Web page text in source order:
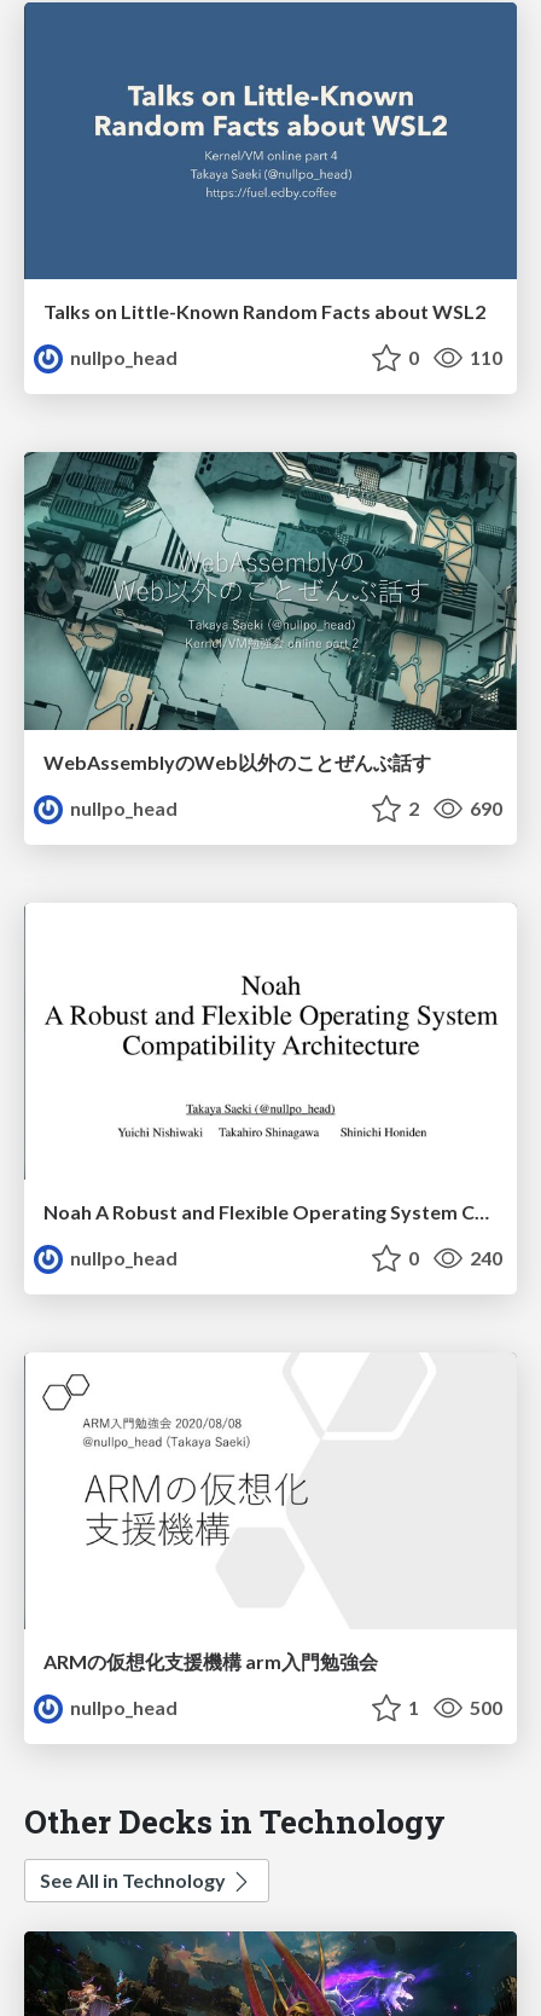
Talks on Little-Known Random Facts about WSL2
nullpo_head
0 110
WebAssemblyのWeb以外のことぜんぶ話す
nullpo_head
2 690
Noah A Robust and Flexible Operating System Compatibility Architecture
nullpo_head
0 240
ARMの仮想化支援機構 arm入門勉強会
nullpo_head
1 500
Other Decks in Technology
See All in Technology